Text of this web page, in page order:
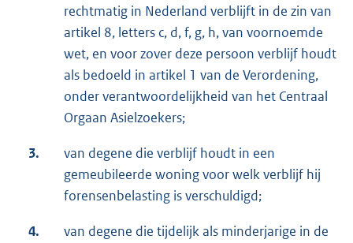
rechtmatig in Nederland verblijft in de zin van
artikel 8, letters c, d, f, g, h, van voornoemde
wet, en voor zover deze persoon verblijf houdt
als bedoeld in artikel 1 van de Verordening,
onder verantwoordelijkheid van het Centraal
Orgaan Asielzoekers;
3.
van degene die verblijf houdt in een
gemeubileerde woning voor welk verblijf hij
forensenbelasting is verschuldigd;
4.
van degene die tijdelijk als minderjarige in de